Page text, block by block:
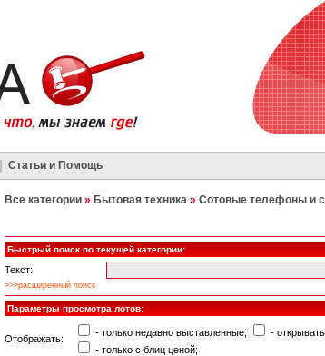
Статьи и Помощь
Все категории » Бытовая техника » Сотовые телефоны и
Быстрый поиск по текущей категории:
Текст:
>>>расширенный поиск
Параметры просмотра лотов:
Отображать:
- только недавно выставленные;
-
- только с блиц ценой;